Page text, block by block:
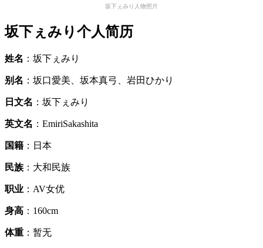
坂下ぇみり人物照片
坂下ぇみり个人简历
姓名 ：坂下ぇみり
别名 ：坂口愛美、坂本真弓、岩田ひかり
日文名 ：坂下ぇみり
英文名 ：EmiriSakashita
国籍 ：日本
民族 ：大和民族
职业 ：AV女优
身高 ：160cm
体重 ：暂无